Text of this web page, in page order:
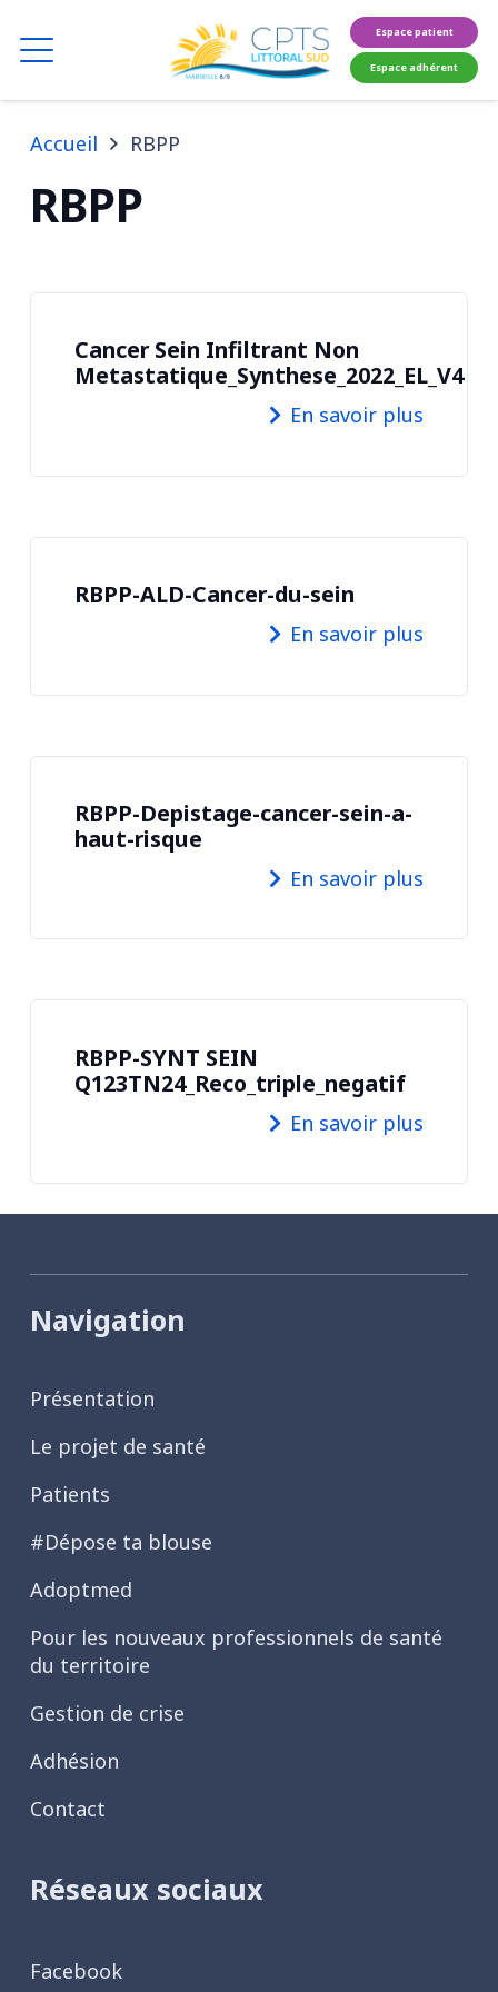
Espace patient
Espace adhérent
Accueil RBPP
RBPP
Cancer Sein Infiltrant Non
Metastatique_Synthese_2022_EL_V4
En savoir plus
RBPP-ALD-Cancer-du-sein
En savoir plus
RBPP-Depistage-cancer-sein-a-
haut-risque
En savoir plus
RBPP-SYNT SEIN
Q123TN24_Reco_triple_negatif
En savoir plus
Navigation
Présentation
Le projet de santé
Patients
#Dépose ta blouse
Adoptmed
Pour les nouveaux professionnels de santé
du territoire
Gestion de crise
Adhésion
Contact
Réseaux sociaux
Facebook